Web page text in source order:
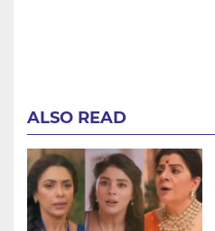
ALSO READ